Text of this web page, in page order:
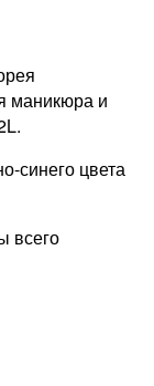
маникюра и
синего цвета
всего